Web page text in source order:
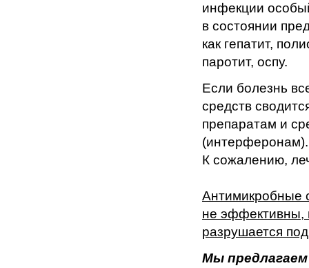
инфекции
в состоянии
как гепатит,
паротит, оспу.
Если болезнь
средств
препаратам и
(интерферонам).
К сожалению,
Антимикробные
не эффективны,
разрушается
Мы